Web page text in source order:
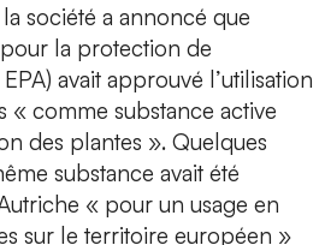
société a annoncé que
la protection de
avait approuvé l’utilisation
« comme substance active
des plantes ». Quelques
substance avait été
« pour un usage en
sur le territoire européen »